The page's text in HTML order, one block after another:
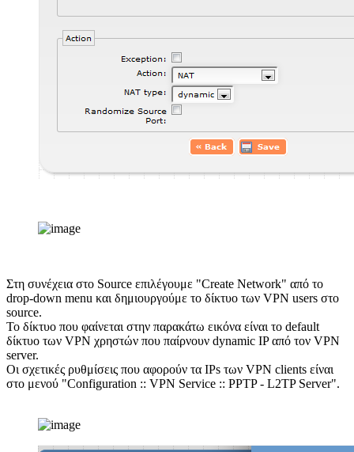
Στη συνέχεια στο Source επιλέγουμε "Create Network" από το
drop-down menu και δημιουργούμε το δίκτυο των VPN users στο
source.
Το δίκτυο που φαίνεται στην παρακάτω εικόνα είναι το default
δίκτυο των VPN χρηστών που παίρνουν dynamic IP από τον VPN
server.
Οι σχετικές ρυθμίσεις που αφορούν τα IPs των VPN clients είναι
στο μενού "Configuration :: VPN Service :: PPTP - L2TP Server".